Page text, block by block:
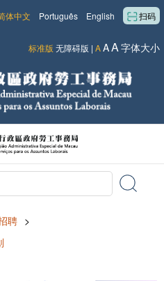
扫码
English
Português
体中文
标准版 无障碍版 | AAA字体大小
聘 >